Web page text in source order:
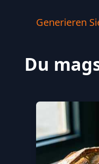
Generieren
Du